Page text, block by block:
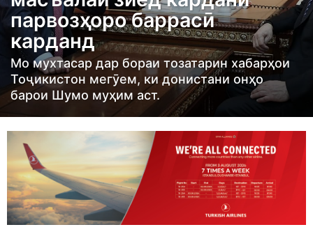
s
a
g
o
5
e
r
s
a
g
парвозҳоро баррасӣ
карданд
Мо мухтасар дар бораи тозатарин хабарҳои
Тоҷикистон мегӯем, ки донистани онҳо
барои Шумо муҳим аст.